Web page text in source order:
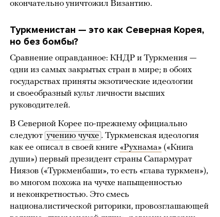
окончательно уничтожил Византию.
Туркменистан — это как Северная Корея,
но без бомбы?
Сравнение оправданное: КНДР и Туркмения —
одни из самых закрытых стран в мире; в обоих
государствах приняты экзотические идеологии
и своеобразный культ личности высших
руководителей.
В Северной Корее по-прежнему официально
следуют учению чучхе . Туркменская идеология
как ее описал в своей книге «Рухнама» («Книга
души») первый президент страны Сапармурат
Ниязов («Туркменбаши», то есть «глава туркмен»),
во многом похожа на чучхе напыщенностью
и неконкретностью. Это смесь
националистической риторики, провозглашающей